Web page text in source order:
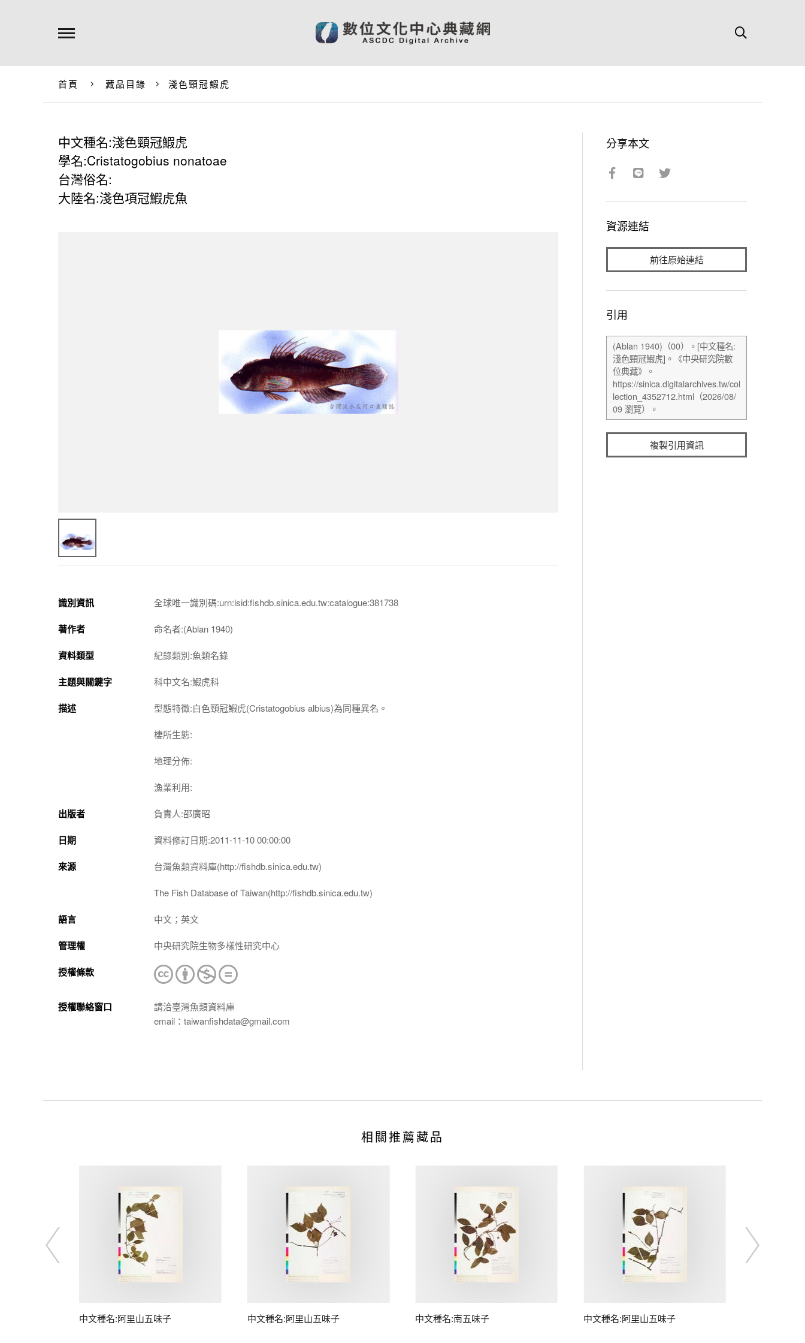
首頁 藏品目錄 淺色頸冠鰕虎
中文種名:淺色頸冠鰕虎
學名:Cristatogobius nonatoae
台灣俗名:
大陸名:淺色項冠鰕虎魚
識別資訊 全球唯一識別碼:urn:lsid:fishdb.sinica.edu.tw:catalogue:381738
著作者 命名者:(Ablan 1940)
資料類型 紀錄類別:魚類名錄
主題與關鍵字 科中文名:鰕虎科
描述 型態特徵:白色頸冠鰕虎(Cristatogobius albius)為同種異名。
棲所生態:
地理分佈:
漁業利用:
出版者 負責人:邵廣昭
日期 資料修訂日期:2011-11-10 00:00:00
來源 台灣魚類資料庫(http://fishdb.sinica.edu.tw)
The Fish Database of Taiwan(http://fishdb.sinica.edu.tw)
語言 中文；英文
管理權 中央研究院生物多樣性研究中心
授權條款
授權聯絡窗口
請洽臺灣魚類資料庫
email：taiwanfishdata@gmail.com
分享本文
資源連結
前往原始連結
引用
複製引用資訊
相關推薦藏品
中文種名:阿里山五味子 中文種名:阿里山五味子 中文種名:南五味子 中文種名:阿里山五味子